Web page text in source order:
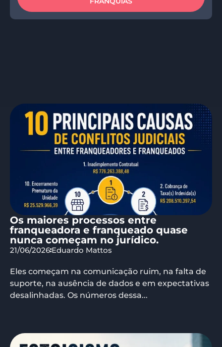
Os maiores processos entre
franqueadora e franqueado quase
nunca começam no jurídico.
21/06/2026 Eduardo Mattos
Eles começam na comunicação ruim, na falta de
suporte, na ausência de dados e em expectativas
desalinhadas. Os números dessa...